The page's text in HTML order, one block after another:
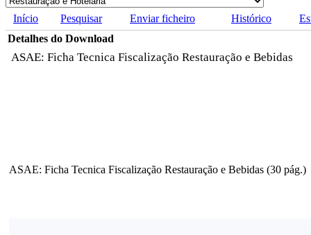
Início Pesquisar Enviar ficheiro Histórico
Detalhes do Download
ASAE: Ficha Tecnica Fiscalização Restauração e Bebidas
ASAE: Ficha Tecnica Fiscalização Restauração e Bebidas (30 pág.)